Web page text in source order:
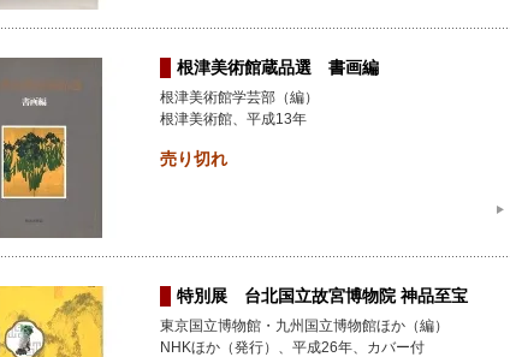
根津美術館蔵品選 書画編
根津美術館学芸部（編）
根津美術館、平成13年
売り切れ
特別展 台北国立故宮博物院 神品至宝
東京国立博物館・九州国立博物館ほか（編）
NHKほか（発行）、平成26年、カバー付